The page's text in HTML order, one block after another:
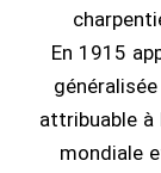
En 1915
attribuable à
mondiale